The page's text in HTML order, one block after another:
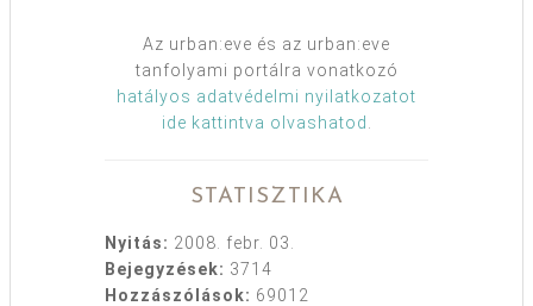
Az urban:eve és az urban:eve
tanfolyami portálra vonatkozó
hatályos adatvédelmi nyilatkozatot
ide kattintva olvashatod
STATISZTIKA
Nyitás: 2008. febr. 03.
Bejegyzések: 3714
Hozzászólások: 69012